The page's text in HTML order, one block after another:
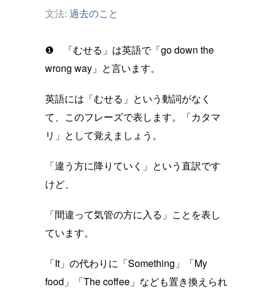
文法: 過去のこと
❶ 「むせる」は英語で「go down the
wrong way」と言います。
英語には「むせる」という動詞がなく
て、このフレーズで表します。「カタマ
リ」として覚えましょう。
「違う方に降りていく」という直訳です
けど、
「間違って気管の方に入る」ことを表し
ています。
「It」の代わりに「Something」「My
food」「The coffee」なども置き換えられ